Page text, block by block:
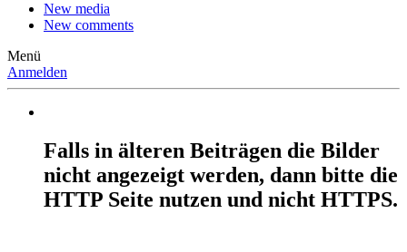
New media
New comments
Menü
Anmelden
Falls in älteren Beiträgen die Bilder
nicht angezeigt werden, dann bitte die
HTTP Seite nutzen und nicht HTTPS.